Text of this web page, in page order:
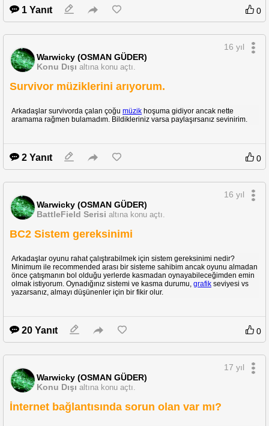
1 Yanıt 0
Warwicky (OSMAN GÜDER)
Konu Dışı altına konu açtı.
16 yıl
Survivor müziklerini arıyorum.
Arkadaşlar survivorda çalan çoğu müzik hoşuma gidiyor ancak nette
aramama rağmen bulamadım. Bildikleriniz varsa paylaşırsanız sevinirim.
2 Yanıt 0
Warwicky (OSMAN GÜDER)
BattleField Serisi altına konu açtı.
16 yıl
BC2 Sistem gereksinimi
Arkadaşlar oyunu rahat çalıştırabilmek için sistem gereksinimi nedir?
Minimum ile recommended arası bir sisteme sahibim ancak oyunu almadan
önce çatışmanın bol olduğu yerlerde kasmadan oynayabileceğimden emin
olmak istiyorum. Oynadığınız sistemi ve kasma durumu, grafik seviyesi vs
yazarsanız, almayı düşünenler için bir fikir olur.
20 Yanıt 0
Warwicky (OSMAN GÜDER)
Konu Dışı altına konu açtı.
17 yıl
İnternet bağlantısında sorun olan var mı?